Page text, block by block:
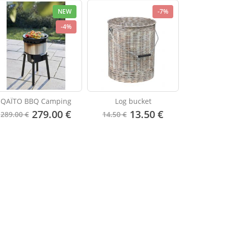
NEW
-4%
QAÏTO BBQ Camping
289.00 € 279.00 €
-7%
Log bucket
14.50 € 13.50 €